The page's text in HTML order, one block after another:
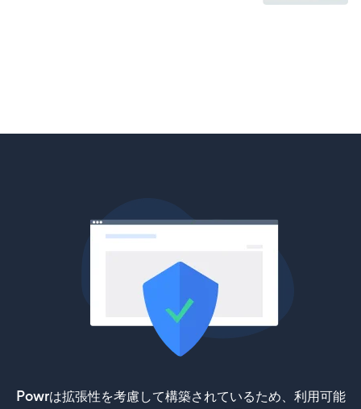
Powrは拡張性を考慮して構築されているため、利用可能